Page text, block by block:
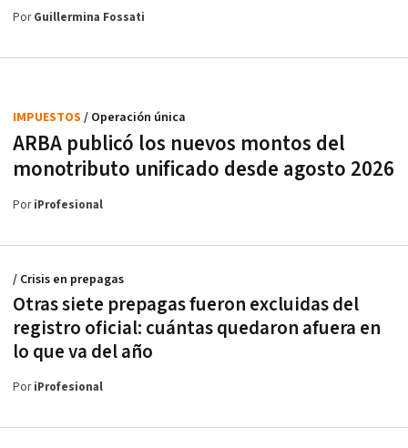
PorGuillermina Fossati
ARBA publicó los nuevos montos del
monotributo unificado desde agosto 2026
IMPUESTOS / Operación única
PoriProfesional
Otras siete prepagas fueron excluidas del
registro oficial: cuántas quedaron afuera en
lo que va del año
/ Crisis en prepagas
PoriProfesional